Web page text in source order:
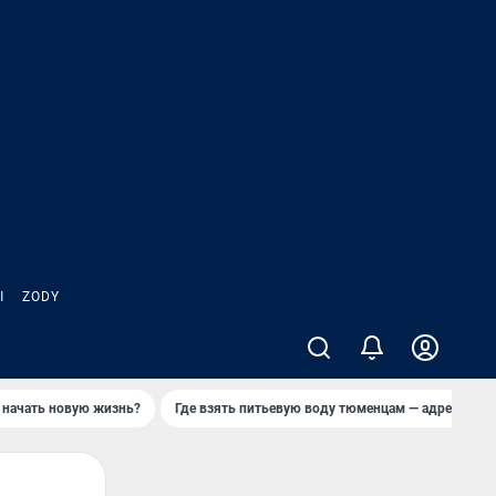
ZODY
начать новую жизнь? Где взять питьевую воду тюменцам — адреса